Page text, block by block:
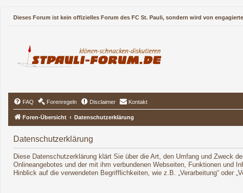
Dieses Forum ist kein offizielles Forum des FC St. Pauli, sondern wird von
FAQ Forenregeln Disclaimer Kontakt
Foren-Übersicht Datenschutzerklärung
Datenschutzerklärung
Diese Datenschutzerklärung klärt Sie über die Art, den Umfang und Zweck
Onlineangebotes und der mit ihm verbundenen Webseiten, Funktionen und
Hinblick auf die verwendeten Begrifflichkeiten, wie z.B. „Verarbeitung“ oder